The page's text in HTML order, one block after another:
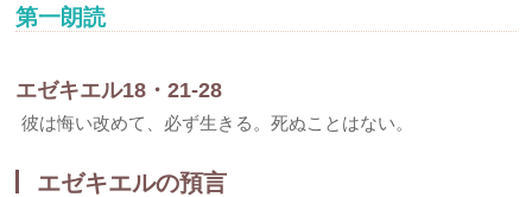
第一朗読
エゼキエル18・21-28
彼は悔い改めて、必ず生きる。死ぬことはない。
エゼキエルの預言